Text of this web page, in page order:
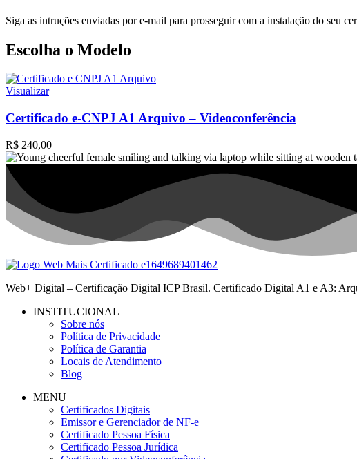
Siga as intruções enviadas por e-mail para prosseguir com a instalação do seu
Escolha o Modelo
Visualizar
Certificado e-CNPJ A1 Arquivo – Videoconferência
R$ 240,00
Web+ Digital – Certificação Digital ICP Brasil. Certificado Digital A1 e A3:
INSTITUCIONAL
Sobre nós
Política de Privacidade
Política de Garantia
Locais de Atendimento
Blog
MENU
Certificados Digitais
Emissor e Gerenciador de NF-e
Certificado Pessoa Física
Certificado Pessoa Jurídica